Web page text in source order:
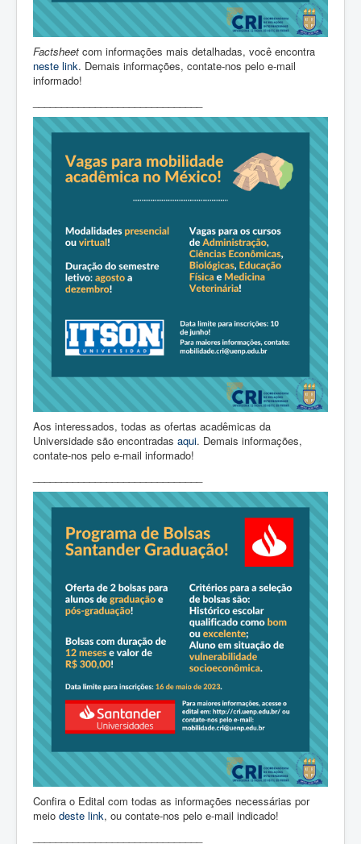
Factsheet com informações mais detalhadas, você encontra
neste link. Demais informações, contate-nos pelo e-mail
informado!
Aos interessados, todas as ofertas acadêmicas da
Universidade são encontradas aqui. Demais informações,
contate-nos pelo e-mail informado!
Confira o Edital com todas as informações necessárias por
meio deste link, ou contate-nos pelo e-mail indicado!